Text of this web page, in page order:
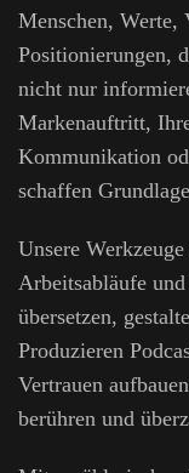
Menschen,
Positionierungen,
nicht nur
Markenauftritt,
Kommunikation
schaffen
Unsere
Arbeitsabläufe
übersetzen,
Produzieren
Vertrauen
berühren und